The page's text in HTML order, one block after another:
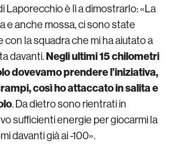
Laporecchio è lì a dimostrarlo: «La
e anche mossa, ci sono state
la squadra che mi ha aiutato a
davanti.Negli ultimi 15 chilometri
dovevamo prendere l’iniziativa,
così ho attaccato in salita e
. Da dietro sono rientrati in
sufficienti energie per giocarmi la
davanti già ai -100».